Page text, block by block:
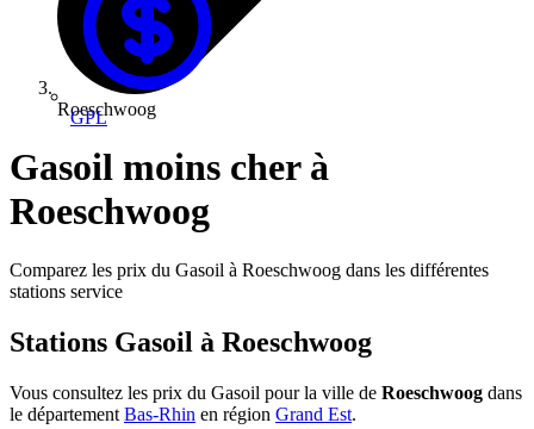
GPL
Roeschwoog
Gasoil moins cher à
Roeschwoog
Comparez les prix du Gasoil à Roeschwoog dans les différentes
stations service
Stations Gasoil à Roeschwoog
Vous consultez les prix du Gasoil pour la ville de Roeschwoog dans
le département Bas-Rhin en région Grand Est.